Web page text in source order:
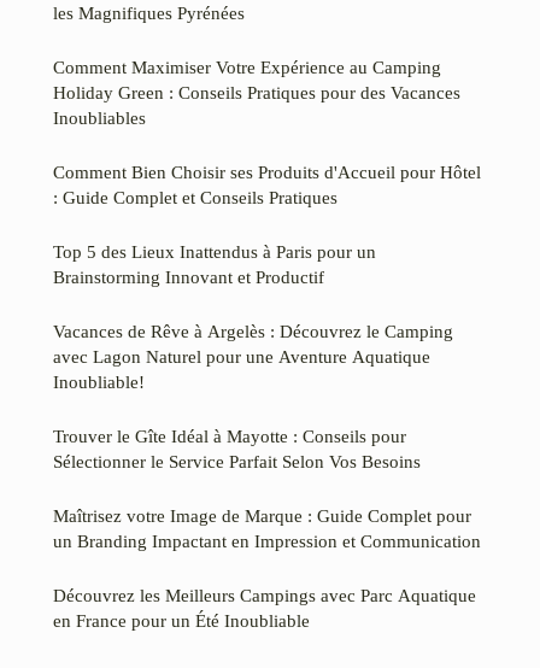
les Magnifiques Pyrénées
Comment Maximiser Votre Expérience au Camping
Holiday Green : Conseils Pratiques pour des Vacances
Inoubliables
Comment Bien Choisir ses Produits d'Accueil pour Hôtel
: Guide Complet et Conseils Pratiques
Top 5 des Lieux Inattendus à Paris pour un
Brainstorming Innovant et Productif
Vacances de Rêve à Argelès : Découvrez le Camping
avec Lagon Naturel pour une Aventure Aquatique
Inoubliable!
Trouver le Gîte Idéal à Mayotte : Conseils pour
Sélectionner le Service Parfait Selon Vos Besoins
Maîtrisez votre Image de Marque : Guide Complet pour
un Branding Impactant en Impression et Communication
Découvrez les Meilleurs Campings avec Parc Aquatique
en France pour un Été Inoubliable